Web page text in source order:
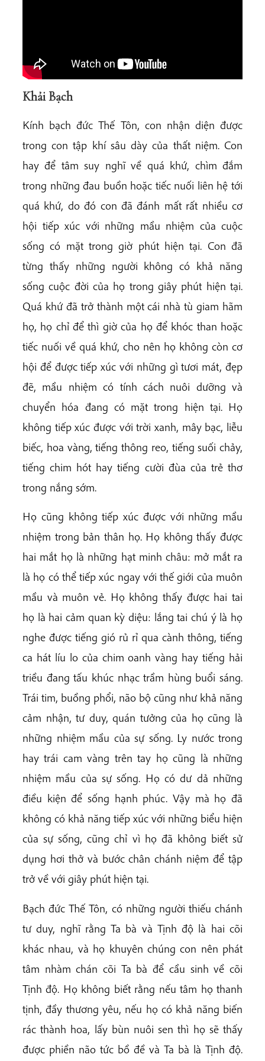
Khải Bạch
Kính bạch đức Thế Tôn, con nhận diện được
trong con tập khí sâu dày của thất niệm. Con
hay để tâm suy nghĩ về quá khứ, chìm đắm
trong những đau buồn hoặc tiếc nuối liên hệ tới
quá khứ, do đó con đã đánh mất rất nhiều cơ
hội tiếp xúc với những mầu nhiệm của cuộc
sống có mặt trong giờ phút hiện tại. Con đã
từng thấy những người không có khả năng
sống cuộc đời của họ trong giây phút hiện tại.
Quá khứ đã trở thành một cái nhà tù giam hãm
họ, họ chỉ để thì giờ của họ để khóc than hoặc
tiếc nuối về quá khứ, cho nên họ không còn cơ
hội để được tiếp xúc với những gì tươi mát, đẹp
đẽ, mầu nhiệm có tính cách nuôi dưỡng và
chuyển hóa đang có mặt trong hiện tại. Họ
không tiếp xúc được với trời xanh, mây bạc, liễu
biếc, hoa vàng, tiếng thông reo, tiếng suối chảy,
tiếng chim hót hay tiếng cười đùa của trẻ thơ
trong nắng sớm.
Họ cũng không tiếp xúc được với những mầu
nhiệm trong bản thân họ. Họ không thấy được
hai mắt họ là những hạt minh châu: mở mắt ra
là họ có thể tiếp xúc ngay với thế giới của muôn
mầu và muôn vẻ. Họ không thấy được hai tai
họ là hai cảm quan kỳ diệu: lắng tai chú ý là họ
nghe được tiếng gió rủ rỉ qua cành thông, tiếng
ca hát líu lo của chim oanh vàng hay tiếng hải
triều đang tấu khúc nhạc trầm hùng buổi sáng.
Trái tim, buồng phổi, não bộ cũng như khả năng
cảm nhận, tư duy, quán tưởng của họ cũng là
những nhiệm mầu của sự sống. Ly nước trong
hay trái cam vàng trên tay họ cũng là những
nhiệm mầu của sự sống. Họ có dư dả những
điều kiện để sống hạnh phúc. Vậy mà họ đã
không có khả năng tiếp xúc với những biểu hiện
của sự sống, cũng chỉ vì họ đã không biết sử
dụng hơi thở và bước chân chánh niệm để tập
trở về với giây phút hiện tại.
Bạch đức Thế Tôn, có những người thiếu chánh
tư duy, nghĩ rằng Ta bà và Tịnh độ là hai cõi
khác nhau, và họ khuyên chúng con nên phát
tâm nhàm chán cõi Ta bà để cầu sinh về cõi
Tịnh độ. Họ không biết rằng nếu tâm họ thanh
tịnh, đầy thương yêu, nếu họ có khả năng biến
rác thành hoa, lấy bùn nuôi sen thì họ sẽ thấy
được phiền não tức bồ đề và Ta bà là Tịnh độ.